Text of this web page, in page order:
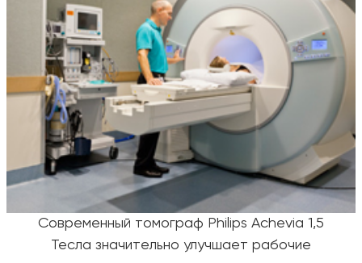
Современный томограф Philips Achevia 1,5
Тесла значительно улучшает рабочие